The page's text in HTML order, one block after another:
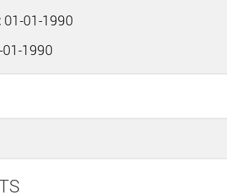
01-01-1990
01-1990